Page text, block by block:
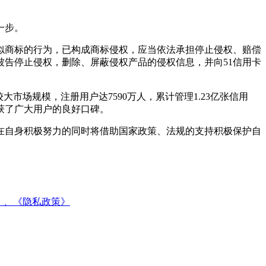
步。
标的行为，已构成商标侵权，应当依法承担停止侵权、赔偿
停止侵权，删除、屏蔽侵权产品的侵权信息，并向51信用卡
市场规模，注册用户达7590万人，累计管理1.23亿张信用
了广大用户的良好口碑。
身积极努力的同时将借助国家政策、法规的支持积极保护自
《隐私政策》